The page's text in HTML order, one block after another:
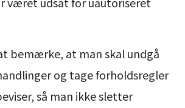
bemærke, at man skal undgå
og tage forholdsregler
så man ikke sletter